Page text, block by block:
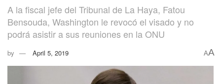
A la fiscal jefe del Tribunal de La Haya, Fatou
Bensouda, Washington le revocó el visado y no
podrá asistir a sus reuniones en la ONU
by April 5, 2019 AA